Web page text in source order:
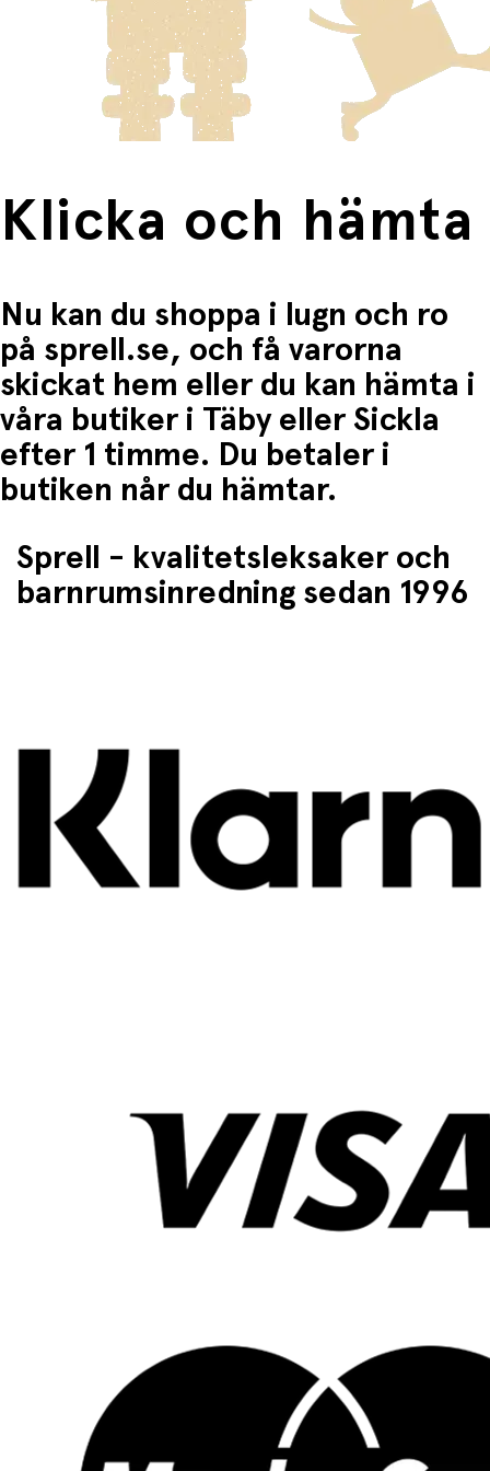
innebär en högre fraktkostnad.
Produkter som omfattas av detta är tydligt märkta, och
frakten för dessa varor visas i kassan.
Fri frakt när du handlar för mer än 1500:-
Klicka och hämta
Nu kan du shoppa i lugn och ro
på sprell.se, och få varorna
skickat hem eller du kan hämta i
våra butiker i Täby eller Sickla
efter 1 timme. Du betaler i
butiken når du hämtar.
Sprell - kvalitetsleksaker och
barnrumsinredning sedan 1996